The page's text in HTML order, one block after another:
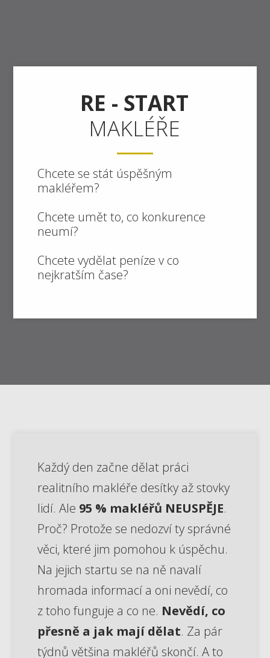
RE - START
MAKLÉŘE
Chcete se stát úspěšným
makléřem?
Chcete umět to, co konkurence
neumí?
Chcete vydělat peníze v co
nejkratším čase?
Každý den začne dělat práci
realitního makléře desítky až stovky
lidí. Ale 95 % makléřů NEUSPĚJE.
Proč? Protože se nedozví ty správné
věci, které jim pomohou k úspěchu.
Na jejich startu se na ně navalí
hromada informací a oni nevědí, co
z toho funguje a co ne. Nevědí, co
přesně a jak mají dělat. Za pár
týdnů většina makléřů skončí. A to